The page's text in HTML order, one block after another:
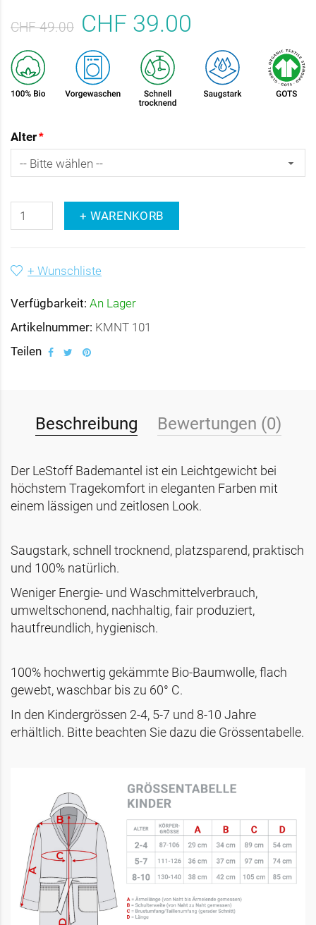
CHF 49.00 CHF 39.00
Alter
+ WARENKORB
+ Wunschliste
Verfügbarkeit: An Lager
Artikelnummer: KMNT 101
Teilen
Beschreibung Bewertungen (0)
Der LeStoff Bademantel ist ein Leichtgewicht bei
höchstem Tragekomfort in eleganten Farben mit
einem lässigen und zeitlosen Look.
Saugstark, schnell trocknend, platzsparend, praktisch
und 100% natürlich.
Weniger Energie- und Waschmittelverbrauch,
umweltschonend, nachhaltig, fair produziert,
hautfreundlich, hygienisch.
100% hochwertig gekämmte Bio-Baumwolle, flach
gewebt, waschbar bis zu 60° C.
In den Kindergrössen 2-4, 5-7 und 8-10 Jahre
erhältlich. Bitte beachten Sie dazu die Grössentabelle.